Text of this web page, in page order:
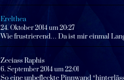
Erelthea
24. Oktober 2014 um 20:27
Wie frustrierend… Da ist mir einmal
Zeciass Raphis
6. September 2014 um 22:01
So eine unbefleckte Pinnwand